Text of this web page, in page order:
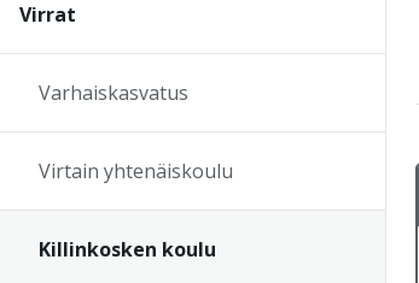
Virrat
Varhaiskasvatus
Virtain yhtenäiskoulu
Killinkosken koulu